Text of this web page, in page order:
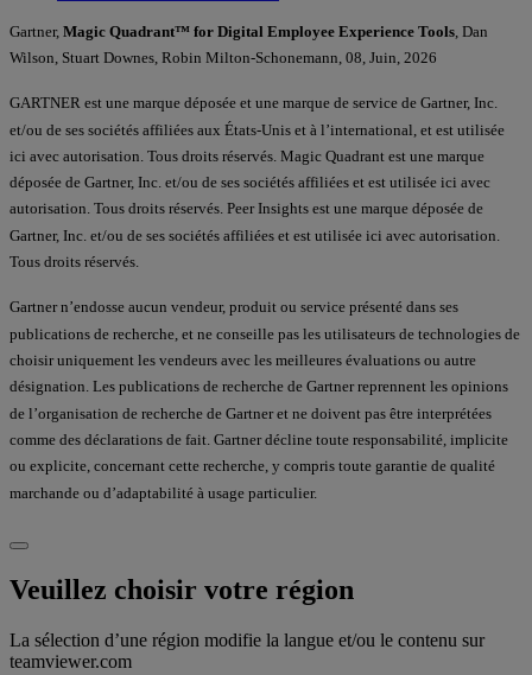
Gartner, Magic Quadrant™ for Digital Employee Experience Tools , Dan
Wilson, Stuart Downes, Robin Milton-Schonemann, 08, Juin, 2026
GARTNER est une marque déposée et une marque de service de Gartner, Inc.
et/ou de ses sociétés affiliées aux États-Unis et à l’international, et est utilisée
ici avec autorisation. Tous droits réservés. Magic Quadrant est une marque
déposée de Gartner, Inc. et/ou de ses sociétés affiliées et est utilisée ici avec
autorisation. Tous droits réservés. Peer Insights est une marque déposée de
Gartner, Inc. et/ou de ses sociétés affiliées et est utilisée ici avec autorisation.
Tous droits réservés.
Gartner n’endosse aucun vendeur, produit ou service présenté dans ses
publications de recherche, et ne conseille pas les utilisateurs de technologies de
choisir uniquement les vendeurs avec les meilleures évaluations ou autre
désignation. Les publications de recherche de Gartner reprennent les opinions
de l’organisation de recherche de Gartner et ne doivent pas être interprétées
comme des déclarations de fait. Gartner décline toute responsabilité, implicite
ou explicite, concernant cette recherche, y compris toute garantie de qualité
marchande ou d’adaptabilité à usage particulier.
Veuillez choisir votre région
La sélection d’une région modifie la langue et/ou le contenu sur
teamviewer.com